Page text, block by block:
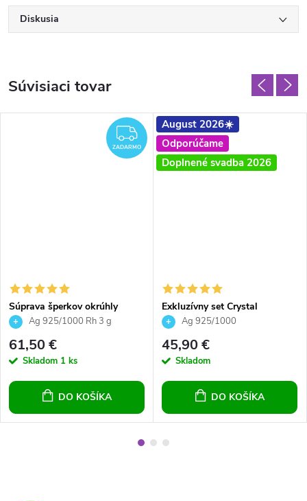
Diskusia
Súvisiaci tovar
ZADARMO
ZADARMO
Súprava šperkov okrúhly
model so Swarovski crystals -
a retiazka striebro
Ag 925/1000 Rh 3 g
61,50 €
Skladom 1 ks
DO KOŠÍKA
August 2026☀️
Odporúčame
Doplnené svadba 2026
Exkluzívny set Crystal
Galaktik Light Rose
Ag 925/1000
45,90 €
Skladom
DO KOŠÍKA